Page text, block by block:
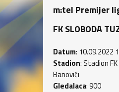
m:tel Premijer
FK SLOBODA
Datum: 10.09.2022
Stadion: Stadion
Banovići
Gledalaca: 900